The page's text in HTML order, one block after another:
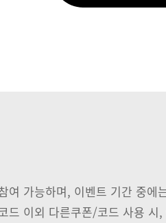
여 가능하며, 이벤트 기간 중에
드 이외 다른쿠폰/코드 사용 시